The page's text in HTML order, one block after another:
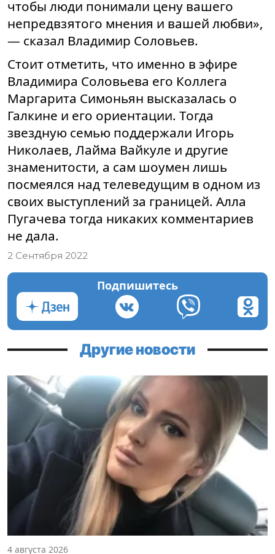
чтобы люди понимали цену вашего
непредвзятого мнения и вашей любви»,
— сказал Владимир Соловьев.
Стоит отметить, что именно в эфире
Владимира Соловьева его Коллега
Маргарита Симоньян высказалась о
Галкине и его ориентации. Тогда
звездную семью поддержали Игорь
Николаев, Лайма Вайкуле и другие
знаменитости, а сам шоумен лишь
посмеялся над телеведущим в одном из
своих выступлений за границей. Алла
Пугачева тогда никаких комментариев
не дала.
2 Сентября 2022
Подпишитесь
Другие новости
4 августа 2026